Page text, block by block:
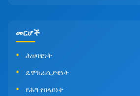
መርሆች
ሕዝባዊነት
ዴሞክራሲያዊነት
የሕግ የበላይነት